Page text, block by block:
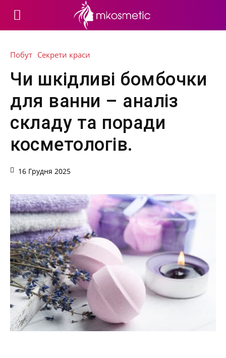
Побут Секрети краси
Чи шкідливі бомбочки
для ванни – аналіз
складу та поради
косметологів.
16 Грудня 2025